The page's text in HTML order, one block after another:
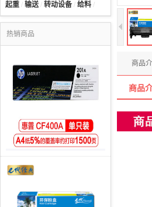
起重 / 输送/ 转动设备 / 给料 /
热销商品
商品
商品